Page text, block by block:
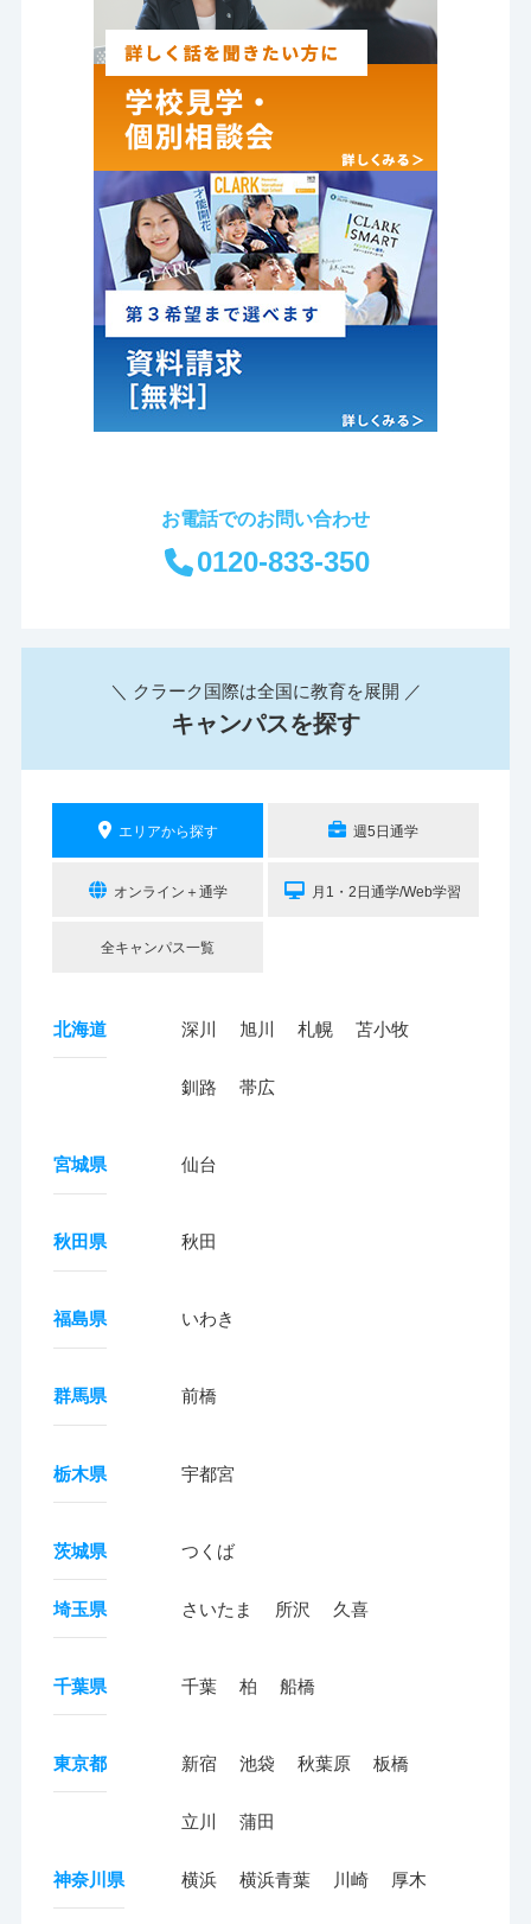
お電話でのお問い合わせ
0120-833-350
＼ クラーク国際は全国に教育を展開 ／
キャンパスを探す
エリアから探す 週5日通学
オンライン＋通学 月1・2日通学/Web学習
全キャンパス一覧
北海道 深川 旭川 札幌 苫小牧
釧路 帯広
宮城県 仙台
秋田県 秋田
福島県 いわき
群馬県 前橋
栃木県 宇都宮
茨城県 つくば
埼玉県 さいたま 所沢 久喜
千葉県 千葉 柏 船橋
東京都 新宿 池袋 秋葉原 板橋
立川 蒲田
神奈川県 横浜 横浜青葉 川崎 厚木